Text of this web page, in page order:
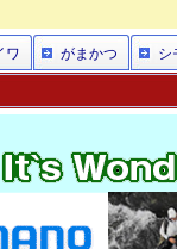
ワ がまかつ シ